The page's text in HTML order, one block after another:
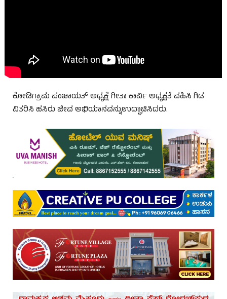
ಕೋಡಿಗ್ರಾಮ ಪಂಚಾಯತ್ ಅಧ್ಯಕ್ಷೆ ಗೀತಾ ಕಾರ್ವಿ ಅಧ್ಯಕ್ಷತೆ ವಹಿಸಿ ಗಿಡ
ವಿತರಿಸಿ ಹಸಿರು ಜೀವ ಅಭಿಯಾನವನ್ನುಉದ್ಘಾಟಿಸಿದರು.